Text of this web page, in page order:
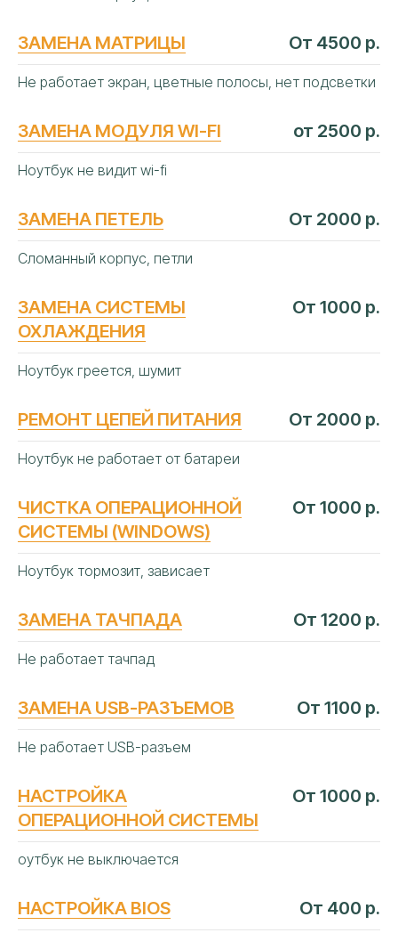
ЗАМЕНА МАТРИЦЫ От 4500 р.
Не работает экран, цветные полосы, нет подсветки
ЗАМЕНА МОДУЛЯ WI-FI от 2500 р.
Ноутбук не видит wi-fi
ЗАМЕНА ПЕТЕЛЬ От 2000 р.
Сломанный корпус, петли
ЗАМЕНА СИСТЕМЫ
ОХЛАЖДЕНИЯ
От 1000 р.
Ноутбук греется, шумит
РЕМОНТ ЦЕПЕЙ ПИТАНИЯ От 2000 р.
Ноутбук не работает от батареи
ЧИСТКА ОПЕРАЦИОННОЙ
СИСТЕМЫ (WINDOWS)
От 1000 р.
Ноутбук тормозит, зависает
ЗАМЕНА ТАЧПАДА От 1200 р.
Не работает тачпад
ЗАМЕНА USB-РАЗЪЕМОВ От 1100 р.
Не работает USB-разъем
НАСТРОЙКА
ОПЕРАЦИОННОЙ СИСТЕМЫ
От 1000 р.
оутбук не выключается
НАСТРОЙКА BIOS От 400 р.